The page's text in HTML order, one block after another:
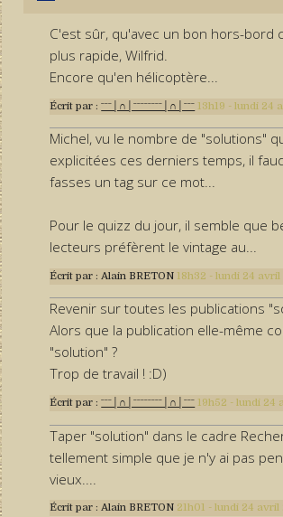
C'est sûr, qu'avec un bon hors-bord
plus rapide, Wilfrid.
Encore qu'en hélicoptère...
Écrit par :ˉˉˉ│∩│ˉˉˉˉˉˉˉˉ│∩│ˉˉˉ 13h19 -lundi 24
Michel, vu le nombre de "solutions"
explicitées ces derniers temps, il
fasses un tag sur ce mot...
Pour le quizz du jour, il semble que
lecteurs préfèrent le vintage au...
Écrit par :Alain BRETON 18h32 -lundi 24 avril
Revenir sur toutes les publications
Alors que la publication elle-même
"solution" ?
Trop de travail ! :D)
Écrit par :ˉˉˉ│∩│ˉˉˉˉˉˉˉˉ│∩│ˉˉˉ 19h52 -lundi 24
Taper "solution" dans le cadre
tellement simple que je n'y ai pas
vieux....
Écrit par :Alain BRETON 21h01 -lundi 24 avril